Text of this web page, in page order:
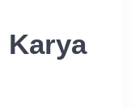
Karya